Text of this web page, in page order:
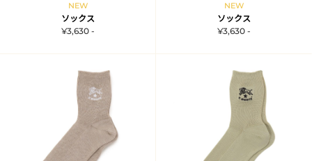
NEW
ソックス
¥3,630 -
NEW
ソックス
¥3,630 -